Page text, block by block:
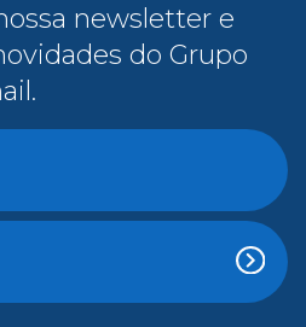
newsletter e
do Grupo